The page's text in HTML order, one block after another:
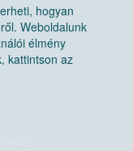
hogyan
Weboldalunk
élmény
kattintson az